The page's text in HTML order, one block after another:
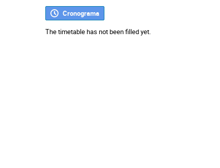
Cronograma
The timetable has not been filled yet.